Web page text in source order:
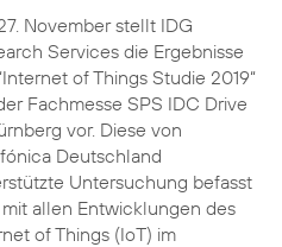
November stellt IDG
Services die Ergebnisse
of Things Studie 2019“
Fachmesse SPS IDC Drive
vor. Diese von
Deutschland
Untersuchung befasst
allen Entwicklungen des
of Things (IoT) im